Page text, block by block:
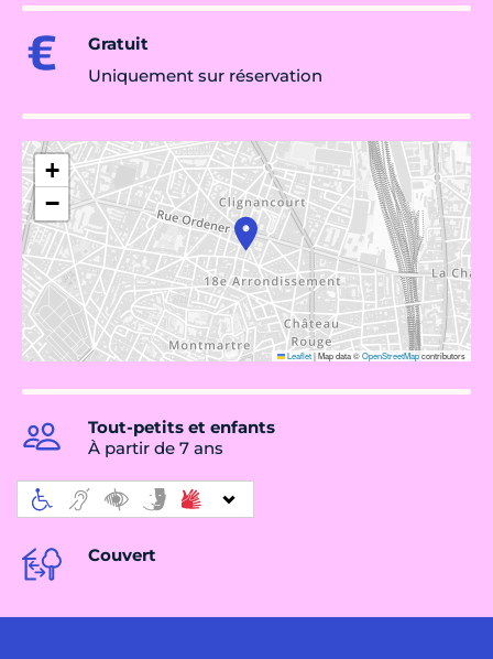
Gratuit
Uniquement sur réservation
+
−
Leaflet|Map data ©OpenStreetMapcontributors
Tout-petits et enfants
À partir de 7 ans
Couvert